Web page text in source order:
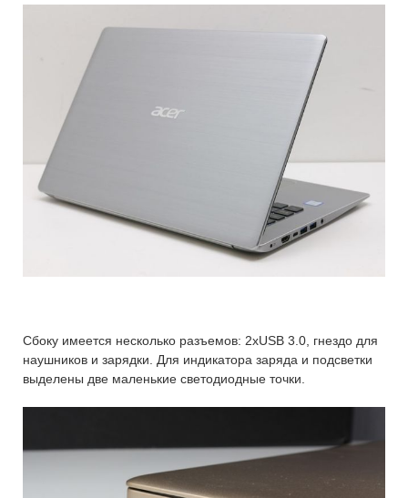
Сбоку имеется несколько разъемов: 2xUSB 3.0, гнездо для
наушников и зарядки. Для индикатора заряда и подсветки
выделены две маленькие светодиодные точки.